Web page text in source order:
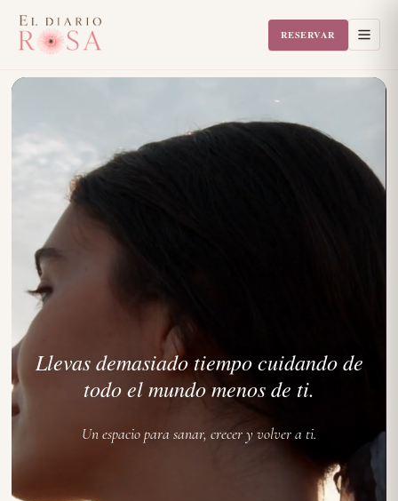
RESERVAR
Llevas demasiado tiempo cuidando de
todo el mundo menos de ti.
Un espacio para sanar, crecer y volver a ti.